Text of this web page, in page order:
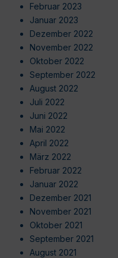
Februar 2023
Januar 2023
Dezember 2022
November 2022
Oktober 2022
September 2022
August 2022
Juli 2022
Juni 2022
Mai 2022
April 2022
März 2022
Februar 2022
Januar 2022
Dezember 2021
November 2021
Oktober 2021
September 2021
August 2021